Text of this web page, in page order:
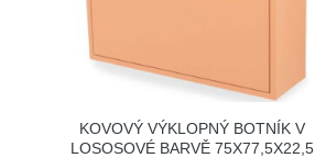
KOVOVÝ VÝKLOPNÝ BOTNÍK V
LOSOSOVÉ BARVĚ 75X77,5X22,5